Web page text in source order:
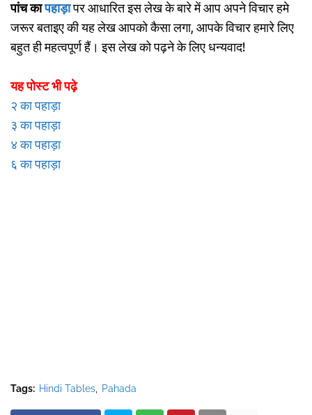
पांच कापहाड़ापर आधारित इस लेख के बारे में आप अपने विचार हमे
जरूर बताइए की यह लेख आपको कैसा लगा, आपके विचार हमारे लिए
बहुत ही महत्वपूर्ण हैं। इस लेख को पढ़ने के लिए धन्यवाद!
यह पोस्ट भी पढ़े
२ का पहाड़ा
३ का पहाड़ा
४ का पहाड़ा
६ का पहाड़ा
Tags: Hindi Tables Pahada